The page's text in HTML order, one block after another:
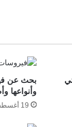
بحث عن
وأنواعها
19 أغسطس، 2022